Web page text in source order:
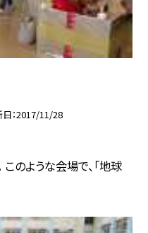
日 2017/11/28
のような会場で、「地球